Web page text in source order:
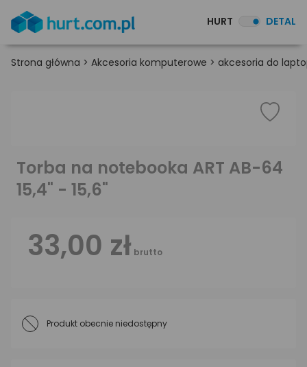
HURT DETAL
Strona główna > Akcesoria komputerowe > akcesoria do
Torba na notebooka ART AB-64
15,4" - 15,6"
33,00 zł brutto
Produkt obecnie niedostępny